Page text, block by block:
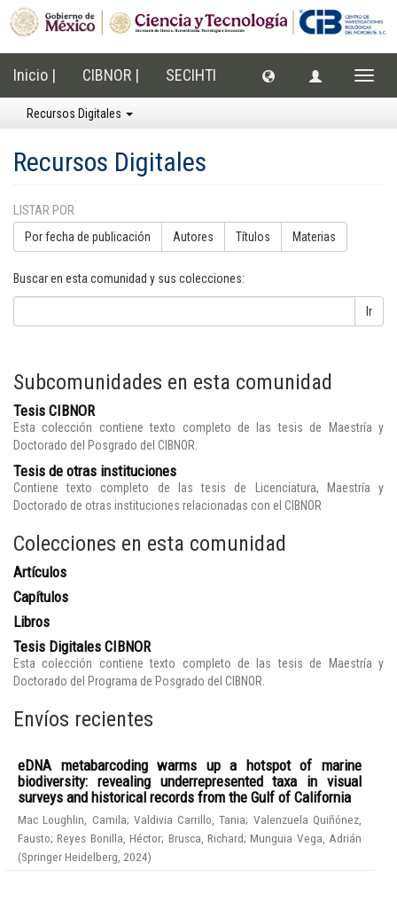
Inicio | CIBNOR | SECIHTI
Recursos Digitales
Recursos Digitales
LISTAR POR
Por fecha de publicación Autores Títulos Materias
Buscar en esta comunidad y sus colecciones:
Ir
Subcomunidades en esta comunidad
Tesis CIBNOR
Esta colección contiene texto completo de las tesis de Maestría y
Doctorado del Posgrado del CIBNOR.
Tesis de otras instituciones
Contiene texto completo de las tesis de Licenciatura, Maestría y
Doctorado de otras instituciones relacionadas con el CIBNOR
Colecciones en esta comunidad
Artículos
Capítulos
Libros
Tesis Digitales CIBNOR
Esta colección contiene texto completo de las tesis de Maestría y
Doctorado del Programa de Posgrado del CIBNOR.
Envíos recientes
eDNA metabarcoding warms up a hotspot of marine
biodiversity: revealing underrepresented taxa in visual
surveys and historical records from the Gulf of California
Mac Loughlin, Camila; Valdivia Carrillo, Tania; Valenzuela Quiñónez,
Fausto;Reyes Bonilla, Héctor; Brusca, Richard;Munguia Vega, Adrián
(Springer Heidelberg 2024)